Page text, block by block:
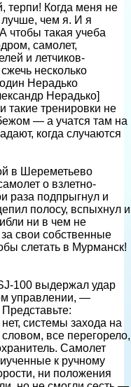
терпи! Когда меня не
лучше, чем я. И я
чтобы такая учеба
самолет,
и летчиков-
несколько
Нерадько
Нерадько]
такие тренировки не
— а учатся там на
когда случаются
в Шереметьево
о взлетно-
раза подпрыгнул и
полосу, вспыхнул и
ни в чем не
свои собственные
слетать в Мурманск!
100 выдержал удар
управлении, —
системы захода на
все перегорело,
Самолет
к ручному
ни положения